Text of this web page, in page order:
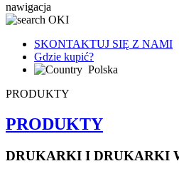
nawigacja
SKONTAKTUJ SIĘ Z NAMI
Gdzie kupić?
Polska
PRODUKTY
PRODUKTY
DRUKARKI I DRUKARKI